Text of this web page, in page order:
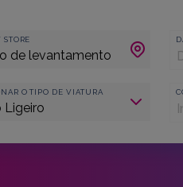
O TIPO DE VIATURA